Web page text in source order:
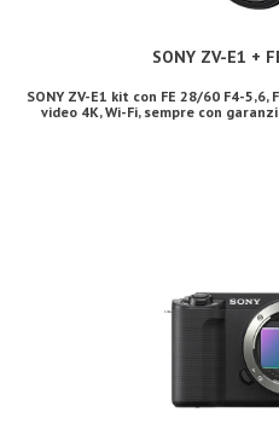
SONY ZV-E1 +
SONY ZV-E1 kit con FE 28/60 F4-
video 4K, Wi-Fi, sempre con